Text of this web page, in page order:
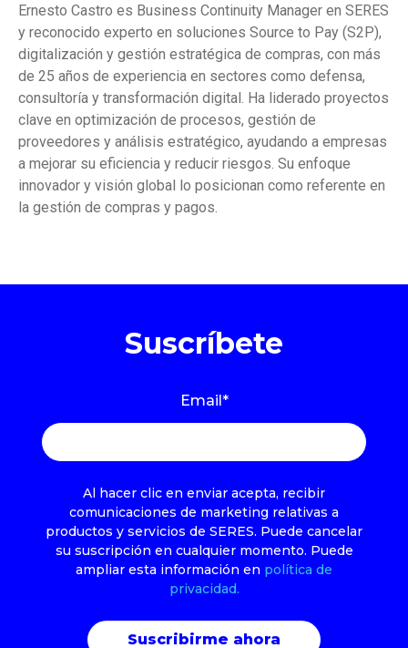
Ernesto Castro es Business Continuity Manager en SERES
y reconocido experto en soluciones Source to Pay (S2P),
digitalización y gestión estratégica de compras, con más
de 25 años de experiencia en sectores como defensa,
consultoría y transformación digital. Ha liderado proyectos
clave en optimización de procesos, gestión de
proveedores y análisis estratégico, ayudando a empresas
a mejorar su eficiencia y reducir riesgos. Su enfoque
innovador y visión global lo posicionan como referente en
la gestión de compras y pagos.
Suscríbete
Email*
Al hacer clic en enviar acepta, recibir
comunicaciones de marketing relativas a
productos y servicios de SERES. Puede cancelar
su suscripción en cualquier momento. Puede
ampliar esta información en política de
privacidad.